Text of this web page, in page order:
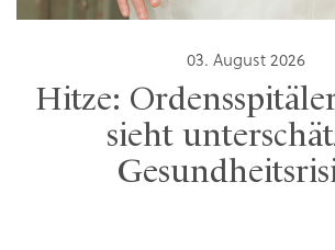
03. August 2026
Hitze:
sieht